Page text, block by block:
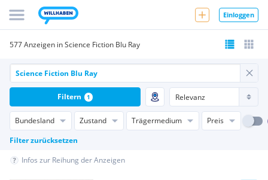
Einloggen
577 Anzeigen in Science Fiction Blu Ray
Bundesland Zustand Trägermedium
Preis
Filter zurücksetzen
Filtern 1
Infos zur Reihung der Anzeigen